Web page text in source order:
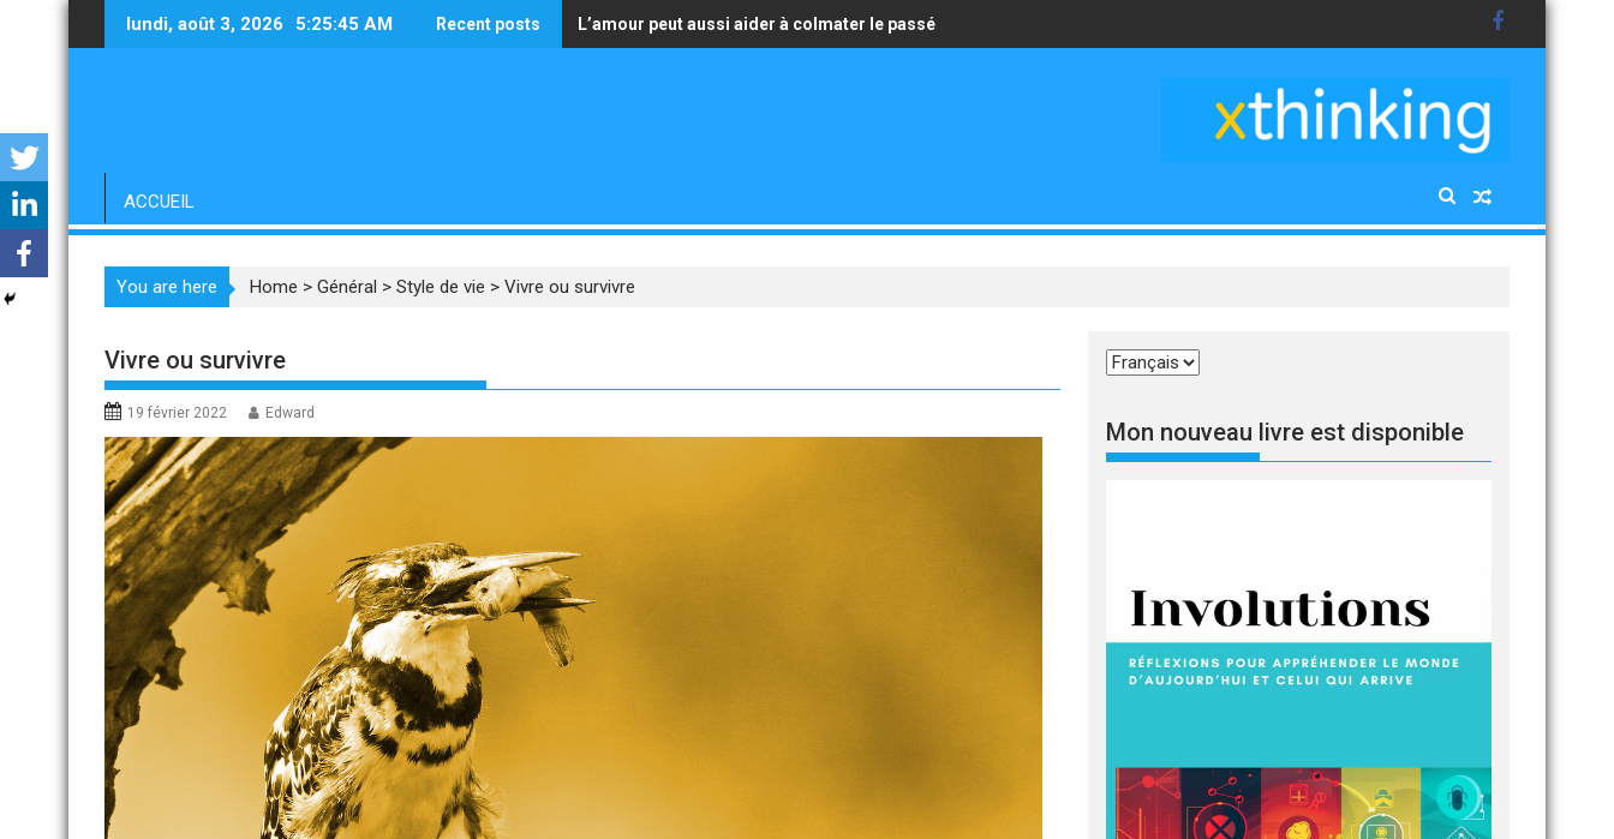
lundi, août 3, 2026 5:25:46 AM Recent posts L’amour peut aussi aider à colmater le passé
La seule richesse qui vaille est celle d’avoir un cœur pur
ACCUEIL
You are here Home > Général > Style de vie > Vivre ou survivre
Vivre ou survivre
19 février 2022 Edward
Choisir
langue
Mon nouveau livre est disponible